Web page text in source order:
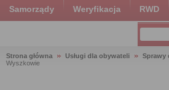
Samorządy Weryfikacja RWD
Strona główna Usługi dla obywateli Sprawy
Wyszkowie